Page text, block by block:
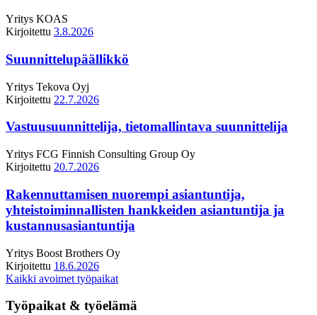
Yritys KOAS
Kirjoitettu 3.8.2026
Suunnittelupäällikkö
Yritys Tekova Oyj
Kirjoitettu 22.7.2026
Vastuusuunnittelija, tietomallintava suunnittelija
Yritys FCG Finnish Consulting Group Oy
Kirjoitettu 20.7.2026
Rakennuttamisen nuorempi asiantuntija,
yhteistoiminnallisten hankkeiden asiantuntija ja
kustannusasiantuntija
Yritys Boost Brothers Oy
Kirjoitettu 18.6.2026
Kaikki avoimet työpaikat
Työpaikat & työelämä